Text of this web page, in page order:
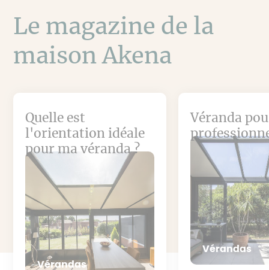
Le magazine de la
maison Akena
Quelle est
l'orientation idéale
pour ma véranda ?
Vérandas
Véranda
Vérandas